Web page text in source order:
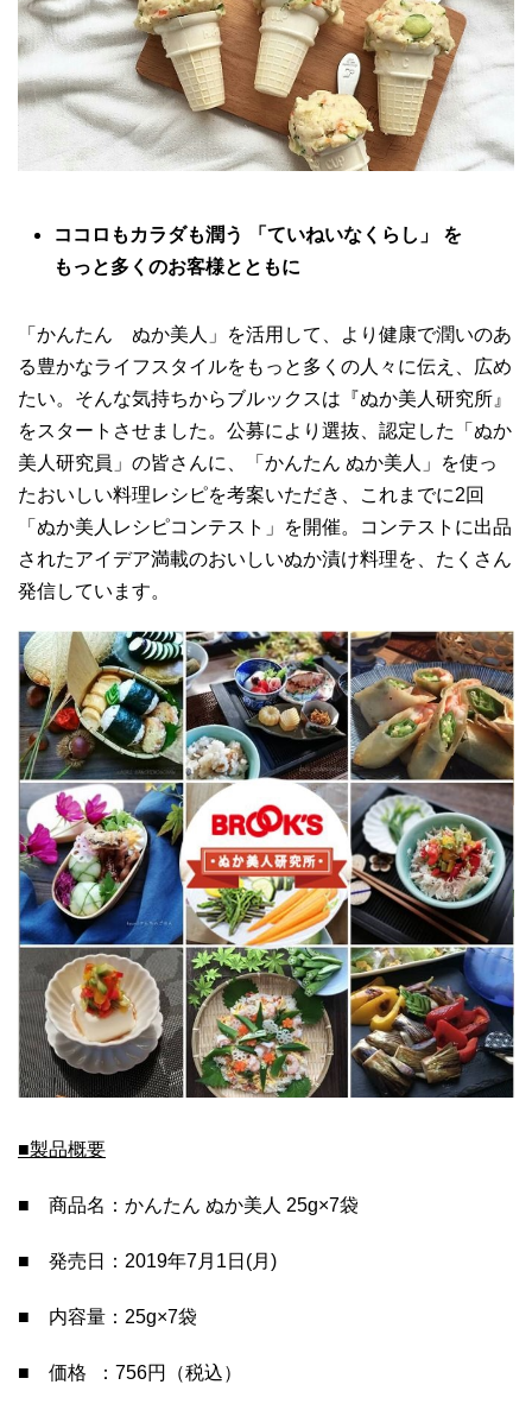
ココロもカラダも潤う 「ていねいなくらし」 を
もっと多くのお客様とともに
「かんたん ぬか美人」を活用して、より健康で潤いのあ
る豊かなライフスタイルをもっと多くの人々に伝え、広め
たい。そんな気持ちからブルックスは『ぬか美人研究所』
をスタートさせました。公募により選抜、認定した「ぬか
美人研究員」の皆さんに、「かんたん ぬか美人」を使っ
たおいしい料理レシピを考案いただき、これまでに2回
「ぬか美人レシピコンテスト」を開催。コンテストに出品
されたアイデア満載のおいしいぬか漬け料理を、たくさん
発信しています。
■製品概要
■ 商品名：かんたん ぬか美人 25g×7袋
■ 発売日：2019年7月1日(月)
■ 内容量：25g×7袋
■ 価格 ：756円（税込）